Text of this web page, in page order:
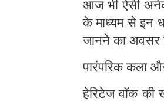
आज भी ऐसी अनेक
के माध्यम से इन
जानने का अवसर
पारंपरिक कला
हेरिटेज वॉक की